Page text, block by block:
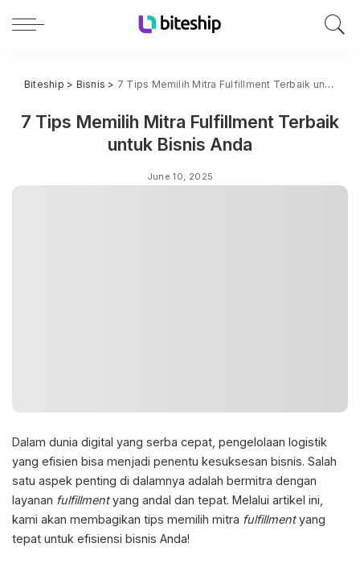
Biteship > Bisnis > 7 Tips Memilih Mitra Fulfillment Terbaik untuk Bisnis Anda
7 Tips Memilih Mitra Fulfillment Terbaik
untuk Bisnis Anda
June 10, 2025
Dalam dunia digital yang serba cepat, pengelolaan logistik
yang efisien bisa menjadi penentu kesuksesan bisnis. Salah
satu aspek penting di dalamnya adalah bermitra dengan
layanan fulfillmentyang andal dan tepat. Melalui artikel ini,
kami akan membagikan tips memilih mitra fulfillmentyang
tepat untuk efisiensi bisnis Anda!